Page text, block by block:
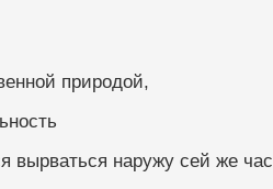
природой,
вырваться наружу сей же час